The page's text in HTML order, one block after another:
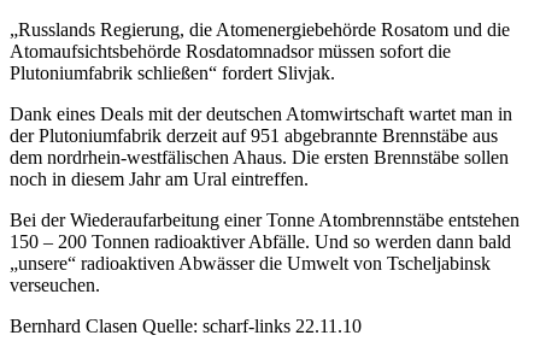
„Russlands Regierung, die Atomenergiebehörde Rosatom und die
Atomaufsichtsbehörde Rosdatomnadsor müssen sofort die
Plutoniumfabrik schließen“ fordert Slivjak.
Dank eines Deals mit der deutschen Atomwirtschaft wartet man in
der Plutoniumfabrik derzeit auf 951 abgebrannte Brennstäbe aus
dem nordrhein-westfälischen Ahaus. Die ersten Brennstäbe sollen
noch in diesem Jahr am Ural eintreffen.
Bei der Wiederaufarbeitung einer Tonne Atombrennstäbe entstehen
150 – 200 Tonnen radioaktiver Abfälle. Und so werden dann bald
„unsere“ radioaktiven Abwässer die Umwelt von Tscheljabinsk
verseuchen.
Bernhard Clasen Quelle: scharf-links 22.11.10